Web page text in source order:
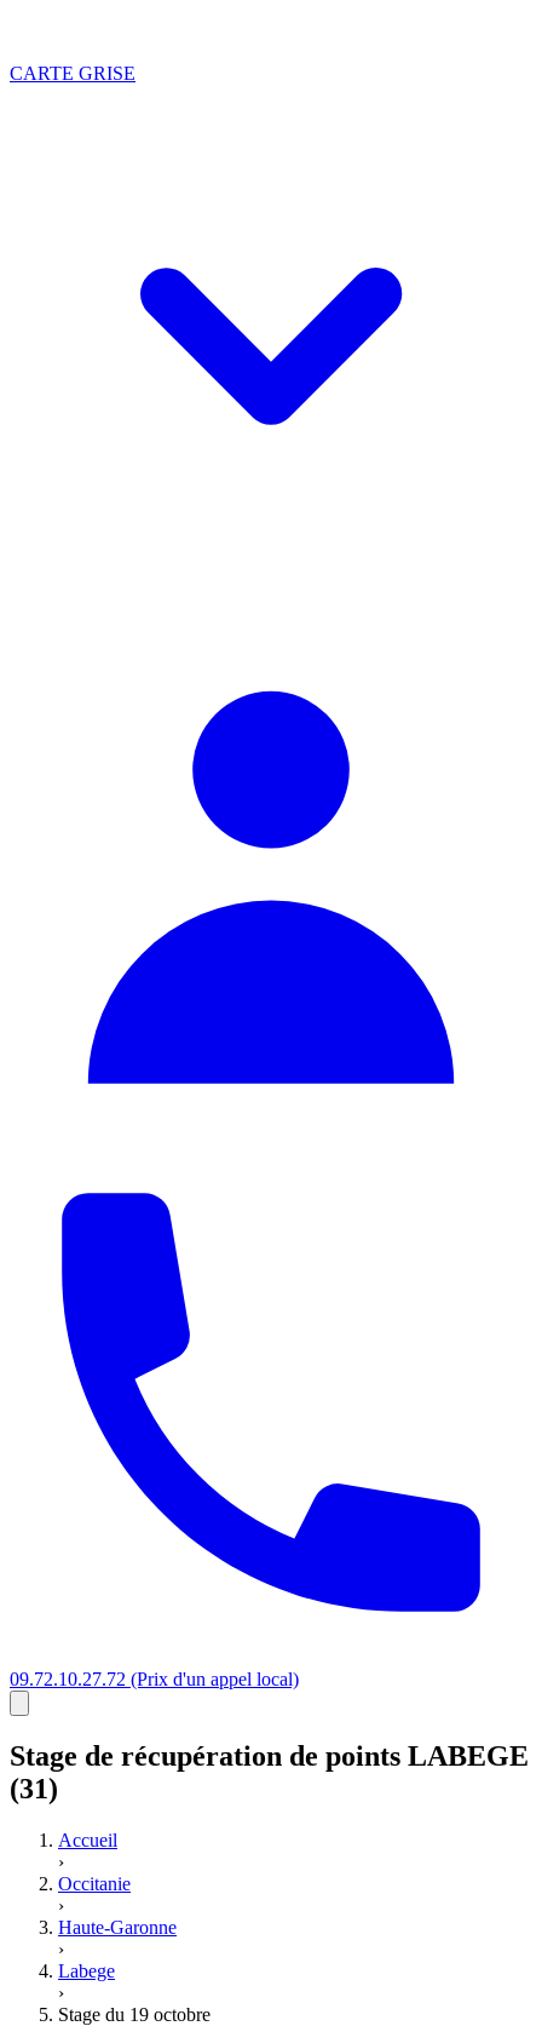
CARTE GRISE
09.72.10.27.72 (Prix d'un appel local)
Stage de récupération de points LABEGE
(31)
Accueil
›
Occitanie
›
Haute-Garonne
›
Labege
›
Stage du 19 octobre